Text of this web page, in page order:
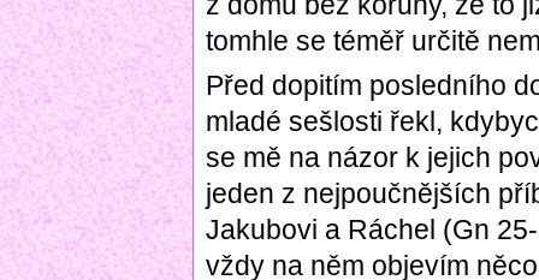
tomhle se téměř určitě
Před dopitím posledního
mladé sešlosti řekl,
se mě na názor k jejich
jeden z nejpoučnějších
Jakubovi a Ráchel (Gn
vždy na něm objevím